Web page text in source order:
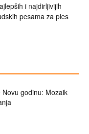
i najdirljivijih
pesama za ples
godinu: Mozaik